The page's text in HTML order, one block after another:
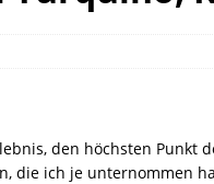
den höchsten Punkt
die ich je unternommen